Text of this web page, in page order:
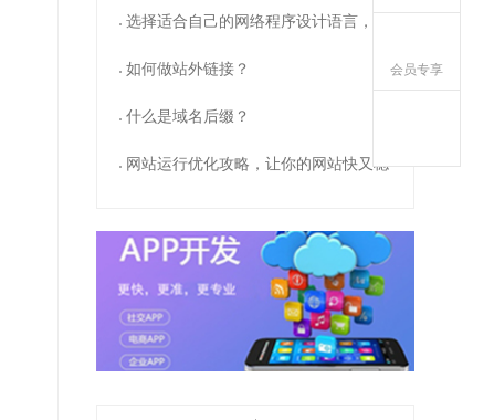
选择适合自己的网络程序设计语言，事半功倍！
如何做站外链接？
什么是域名后缀？
网站运行优化攻略，让你的网站快又稳
会员专享